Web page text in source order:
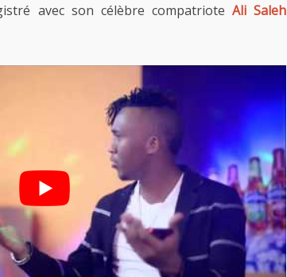
avec son célèbre compatriote Ali Saleh